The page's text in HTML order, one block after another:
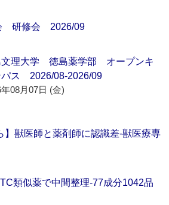
研修会 2026/09
文理大学 徳島薬学部 オープンキ
パス 2026/08-2026/09
08月07日 (金)
】獣医師と薬剤師に認識差‐獣医療専
類似薬で中間整理‐77成分1042品